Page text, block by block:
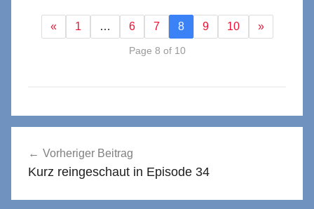
« 1 … 6 7 8 9 10 »
Page 8 of 10
Vorheriger Beitrag
Kurz reingeschaut in Episode 34